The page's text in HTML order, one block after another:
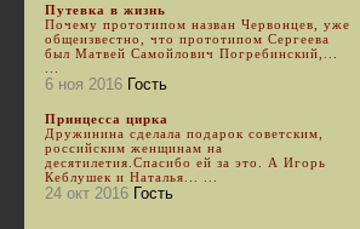
Путевка в жизнь
Почему прототипом назван Червонцев, уже
общеизвестно, что прототипом Сергеева
был Матвей Самойлович Погребинский,...
6 ноя 2016 Гость
Принцесса цирка
Дружинина сделала подарок советским,
российским женщинам на
десятилетия.Спасибо ей за это. А Игорь
Кеблушек и Наталья... ...
24 окт 2016 Гость